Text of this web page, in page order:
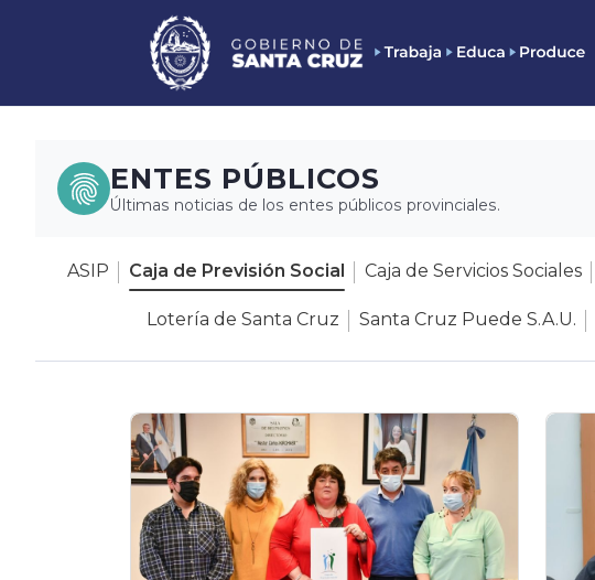
ENTES PÚBLICOS
Últimas noticias de los entes públicos provinciales.
ASIP Caja de Previsión Social Caja de Servicios Sociales
Lotería de Santa Cruz Santa Cruz Puede S.A.U.